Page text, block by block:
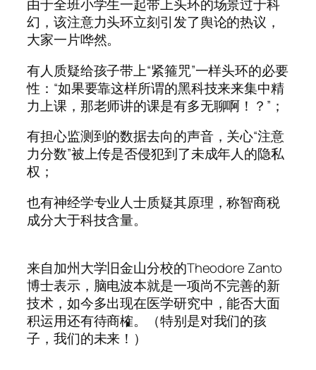
由于全班小学生一起带上头环的场景过于科
幻，该注意力头环立刻引发了舆论的热议，
大家一片哗然。
有人质疑给孩子带上“紧箍咒”一样头环的必要
性：“如果要靠这样所谓的黑科技来来集中精
力上课，那老师讲的课是有多无聊啊！？”；
有担心监测到的数据去向的声音，关心“注意
力分数”被上传是否侵犯到了未成年人的隐私
权；
也有神经学专业人士质疑其原理，称智商税
成分大于科技含量。
来自加州大学旧金山分校的Theodore Zanto
博士表示，脑电波本就是一项尚不完善的新
技术，如今多出现在医学研究中，能否大面
积运用还有待商榷。（特别是对我们的孩
子，我们的未来！）